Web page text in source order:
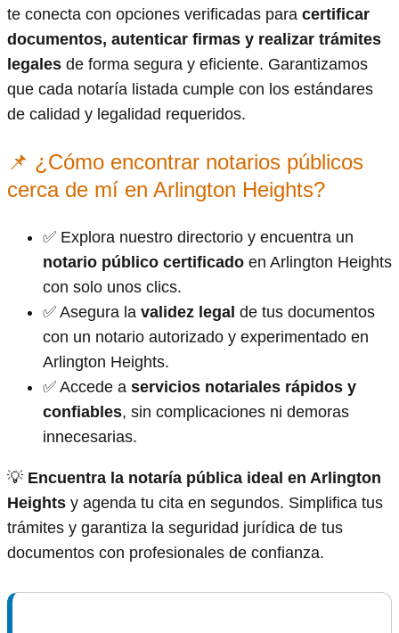
te conecta con opciones verificadas para certificar
documentos, autenticar firmas y realizar trámites
legales de forma segura y eficiente. Garantizamos
que cada notaría listada cumple con los estándares
de calidad y legalidad requeridos.
📌 ¿Cómo encontrar notarios públicos
cerca de mí en Arlington Heights?
✅ Explora nuestro directorio y encuentra un
notario público certificado en Arlington Heights
con solo unos clics.
✅ Asegura la validez legal de tus documentos
con un notario autorizado y experimentado en
Arlington Heights.
✅ Accede a servicios notariales rápidos y
confiables, sin complicaciones ni demoras
innecesarias.
💡 Encuentra la notaría pública ideal en Arlington
Heights y agenda tu cita en segundos. Simplifica tus
trámites y garantiza la seguridad jurídica de tus
documentos con profesionales de confianza.